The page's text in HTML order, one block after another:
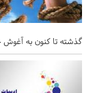
گذشته تا کنون به آغوش